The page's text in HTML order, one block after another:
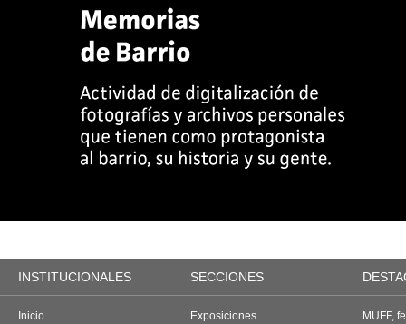
INSTITUCIONALES SECCIONES
Inicio
Exposiciones
MUFF,